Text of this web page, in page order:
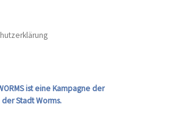
ist eine Kampagne der
Stadt Worms.